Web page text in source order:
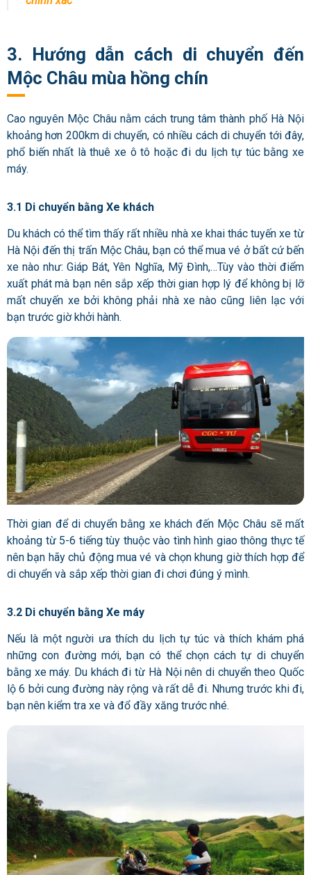
3. Hướng dẫn cách di chuyển đến
Mộc Châu mùa hồng chín
Cao nguyên Mộc Châu nằm cách trung tâm thành phố Hà Nội
khoảng hơn 200km di chuyển, có nhiều cách di chuyển tới đây,
phổ biến nhất là thuê xe ô tô hoặc đi du lịch tự túc bằng xe
máy.
3.1 Di chuyển bằng Xe khách
Du khách có thể tìm thấy rất nhiều nhà xe khai thác tuyến xe từ
Hà Nội đến thị trấn Mộc Châu, bạn có thể mua vé ở bất cứ bến
xe nào như: Giáp Bát, Yên Nghĩa, Mỹ Đình,…Tùy vào thời điểm
xuất phát mà bạn nên sắp xếp thời gian hợp lý để không bị lỡ
mất chuyến xe bởi không phải nhà xe nào cũng liên lạc với
bạn trước giờ khởi hành.
Thời gian để di chuyển bằng xe khách đến Mộc Châu sẽ mất
khoảng từ 5-6 tiếng tùy thuộc vào tình hình giao thông thực tế
nên bạn hãy chủ động mua vé và chọn khung giờ thích hợp để
di chuyển và sắp xếp thời gian đi chơi đúng ý mình.
3.2 Di chuyển bằng Xe máy
Nếu là một người ưa thích du lịch tự túc và thích khám phá
những con đường mới, bạn có thể chọn cách tự di chuyển
bằng xe máy. Du khách đi từ Hà Nội nên di chuyển theo Quốc
lộ 6 bởi cung đường này rộng và rất dễ đi. Nhưng trước khi đi,
bạn nên kiểm tra xe và đổ đầy xăng trước nhé.